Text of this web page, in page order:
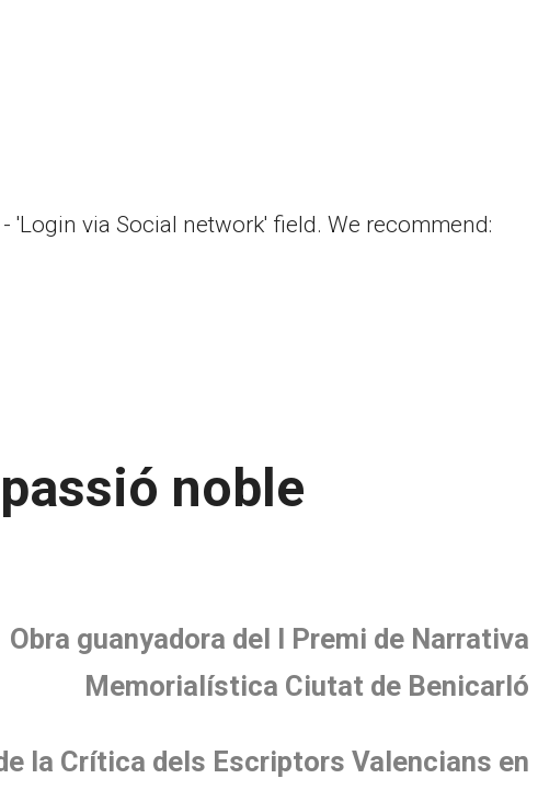
'Login via Social network' field. We recommend:
noble
Obra guanyadora del I Premi de Narrativa
Memorialística Ciutat de Benicarló
la Crítica dels Escriptors Valencians en